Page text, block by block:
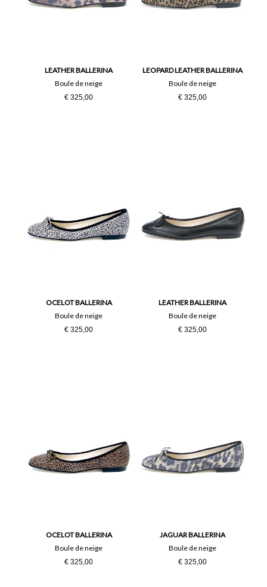
LEATHER BALLERINA
Boule de neige
€ 325,00
LEOPARD LEATHER BALLERINA
Boule de neige
€ 325,00
OCELOT BALLERINA
Boule de neige
€ 325,00
LEATHER BALLERINA
Boule de neige
€ 325,00
OCELOT BALLERINA
Boule de neige
€ 325,00
JAGUAR BALLERINA
Boule de neige
€ 325,00